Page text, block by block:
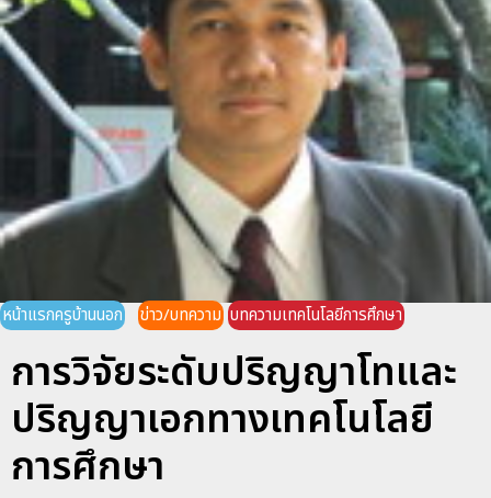
หน้าแรกครูบ้านนอก ข่าว/บทความ บทความเทคโนโลยีการศึกษา
การวิจัยระดับปริญญาโทและ
ปริญญาเอกทางเทคโนโลยี
การศึกษา